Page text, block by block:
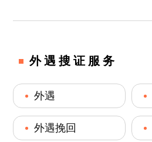
外遇搜证服务
外遇
外遇挽回